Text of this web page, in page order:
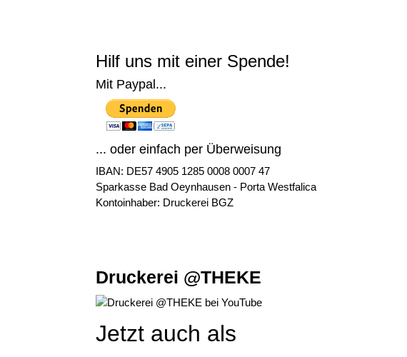
Hilf uns mit einer Spende!
Mit Paypal...
... oder einfach per Überweisung
IBAN: DE57 4905 1285 0008 0007 47
Sparkasse Bad Oeynhausen - Porta Westfalica
Kontoinhaber: Druckerei BGZ
Druckerei @THEKE
Jetzt auch als